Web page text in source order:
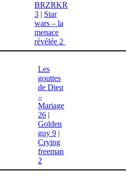
BRZRKR
3 | Star
wars – la
menace
révélée 2
Les
gouttes
de Dieu
–
Mariage
26 |
Golden
guy 9 |
Crying
freeman
2